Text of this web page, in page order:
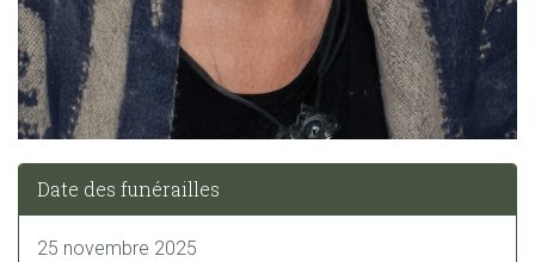
Date des funérailles
25 novembre 2025